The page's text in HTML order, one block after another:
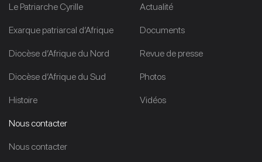
Le Patriarche Cyrille
Exarque patriarcal d’Afrique
Diocèse d’Afrique du Nord
Diocèse d’Afrique du Sud
Histoire
Actualité
Documents
Revue de presse
Photos
Vidéos
Nous contacter
Nous contacter